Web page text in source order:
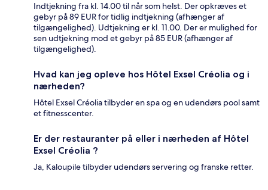
Indtjekning fra kl. 14.00 til når som helst. Der opkræves et
gebyr på 89 EUR for tidlig indtjekning (afhænger af
tilgængelighed). Udtjekning er kl. 11.00. Der er mulighed for
sen udtjekning mod et gebyr på 85 EUR (afhænger af
tilgængelighed).
Hvad kan jeg opleve hos Hôtel Exsel Créolia og i
nærheden?
Hôtel Exsel Créolia tilbyder en spa og en udendørs pool samt
et fitnesscenter.
Er der restauranter på eller i nærheden af Hôtel
Exsel Créolia ?
Ja, Kaloupile tilbyder udendørs servering og franske retter.